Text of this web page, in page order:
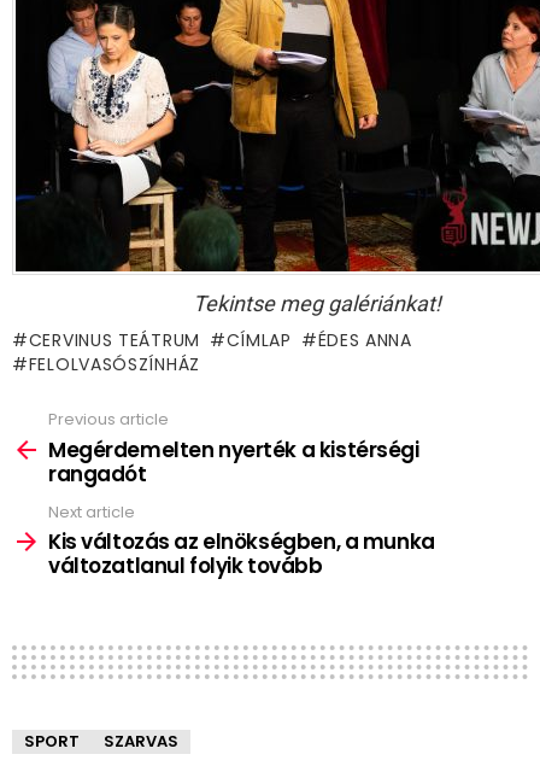
Tekintse meg galériánkat!
CERVINUS TEÁTRUM CÍMLAP
ÉDES ANNA
FELOLVASÓSZÍNHÁZ
more
Previous article
Megérdemelten nyerték a kistérségi
rangadót
Next article
Kis változás az elnökségben, a munka
változatlanul folyik tovább
SPORT SZARVAS